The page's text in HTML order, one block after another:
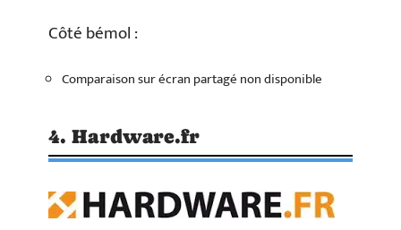
Côté bémol :
Comparaison sur écran partagé non disponible
4. Hardware.fr